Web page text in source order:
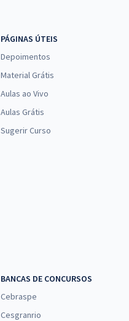
PÁGINAS ÚTEIS
Depoimentos
Material Grátis
Aulas ao Vivo
Aulas Grátis
Sugerir Curso
BANCAS DE CONCURSOS
Cebraspe
Cesgranrio